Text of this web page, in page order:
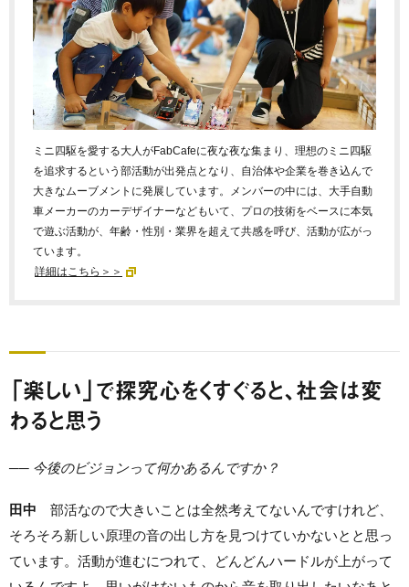
ミニ四駆を愛する大人がFabCafeに夜な夜な集まり、理想のミニ四駆
を追求するという部活動が出発点となり、自治体や企業を巻き込んで
大きなムーブメントに発展しています。メンバーの中には、大手自動
車メーカーのカーデザイナーなどもいて、プロの技術をベースに本気
で遊ぶ活動が、年齢・性別・業界を超えて共感を呼び、活動が広がっ
ています。
詳細はこちら＞＞
「楽しい」で探究心をくすぐると、社会は変
わると思う
── 今後のビジョンって何かあるんですか？
田中 部活なので大きいことは全然考えてないんですけれど、
そろそろ新しい原理の音の出し方を見つけていかないとと思っ
ています。活動が進むにつれて、どんどんハードルが上がって